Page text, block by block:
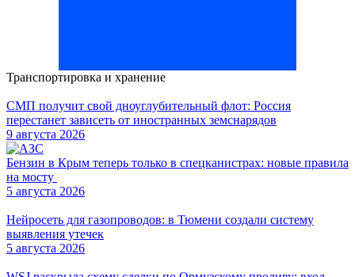
Транспортировка и хранение
СМП получит свой дноуглубительный флот: Россия
перестанет зависеть от иностранных земснарядов
9 августа 2026
Бензин в Крым теперь только в спецканистрах: новые правила
на мосту
5 августа 2026
Нейросеть для газопроводов: в Тюмени создали систему
выявления утечек
5 августа 2026